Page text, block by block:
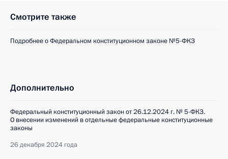
Смотрите также
Подробнее о Федеральном конституционном законе №5-ФКЗ
Дополнительно
Федеральный конституционный закон от 26.12.2024 г. № 5-ФКЗ.
О внесении изменений в отдельные федеральные конституционные
законы
26 декабря 2024 года